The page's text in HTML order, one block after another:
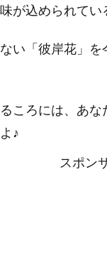
が込められてい
い「彼岸花」
ころには、あ
♪
スポン